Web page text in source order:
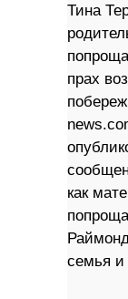
Тина
прах
как
семья и